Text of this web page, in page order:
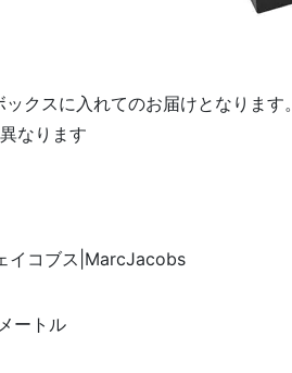
クスに入れてのお届けとなります。
なります
イコブス|MarcJacobs
ートル